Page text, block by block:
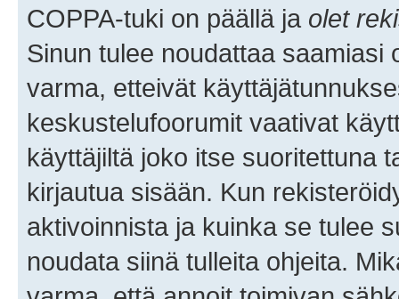
COPPA-tuki on päällä ja olet
Sinun tulee noudattaa saamiasi
varma, etteivät
keskustelufoorumit vaativat
käyttäjiltä joko itse suoritettuna
kirjautua sisään. Kun
aktivoinnista ja kuinka se tulee
noudata siinä tulleita ohjeita.